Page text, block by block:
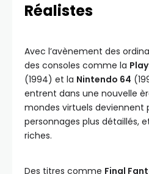
Réalistes
Avec l’avènement des
des consoles comme la
(1994) et la Nintendo 64
entrent dans une nouvelle
mondes virtuels deviennent
personnages plus détaillés,
riches.
Des titres comme Final